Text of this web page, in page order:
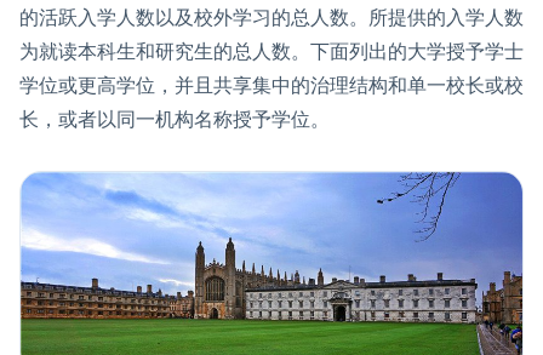
的活跃入学人数以及校外学习的总人数。所提供的入学人数
为就读本科生和研究生的总人数。下面列出的大学授予学士
学位或更高学位，并且共享集中的治理结构和单一校长或校
长，或者以同一机构名称授予学位。